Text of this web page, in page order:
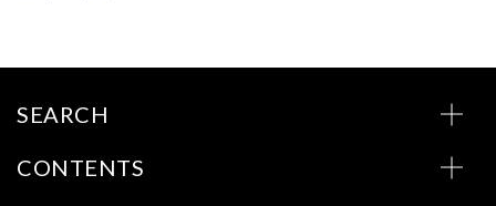
SEARCH
CONTENTS